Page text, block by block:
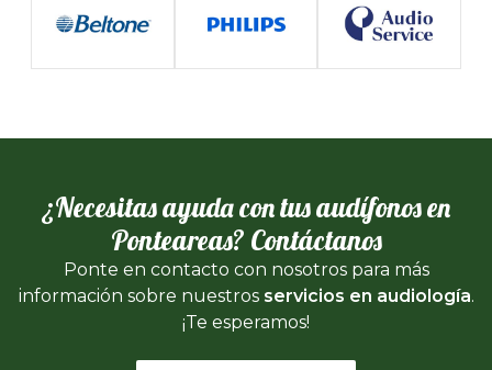
¿Necesitas ayuda con tus audífonos en
Ponteareas? Contáctanos
Ponte en contacto con nosotros para más
información sobre nuestros servicios en audiología.
¡Te esperamos!